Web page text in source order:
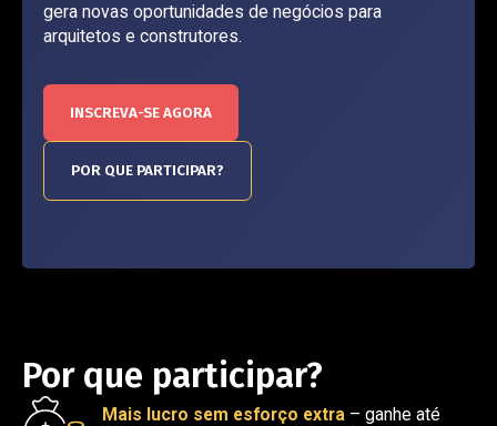
gera novas oportunidades de negócios para
arquitetos e construtores.
INSCREVA-SE AGORA
POR QUE PARTICIPAR?
Por que participar?
Mais lucro sem esforço extra – ganhe até